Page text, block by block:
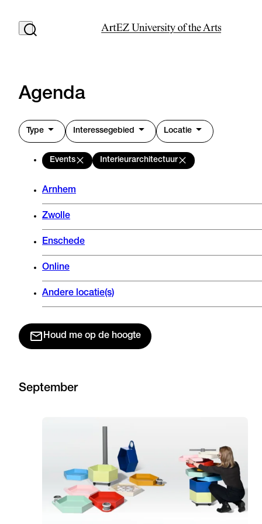
Agenda
Type Interessegebied Locatie
Events Interieurarchitectuur
Arnhem
Zwolle
Enschede
Online
Andere locatie(s)
Houd me op de hoogte
September